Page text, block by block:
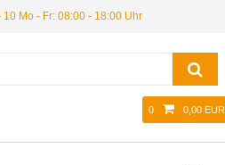
Mo - Fr: 08:00 - 18:00 Uhr
0 0,00 EUR